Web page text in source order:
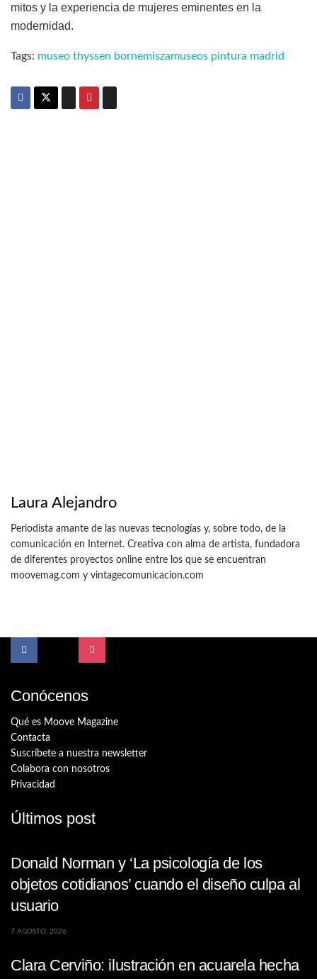
mitos y la experiencia de mujeres eminentes en la
modernidad.
Tags: museo thyssen bornemiszamuseos pintura madrid
Laura Alejandro
Periodista amante de las nuevas tecnologías y, sobre todo, de la
comunicación en Internet. Creativa con alma de artista, fundadora
de diferentes proyectos online entre los que se encuentran
moovemag.com y vintagecomunicacion.com
Conócenos
Qué es Moove Magazine
Contacta
Suscríbete a nuestra newsletter
Colabora con nosotros
Privacidad
Últimos post
Donald Norman y ‘La psicología de los
objetos cotidianos’ cuando el diseño culpa al
usuario
7 AGOSTO, 2026
Clara Cerviño: ilustración en acuarela hecha